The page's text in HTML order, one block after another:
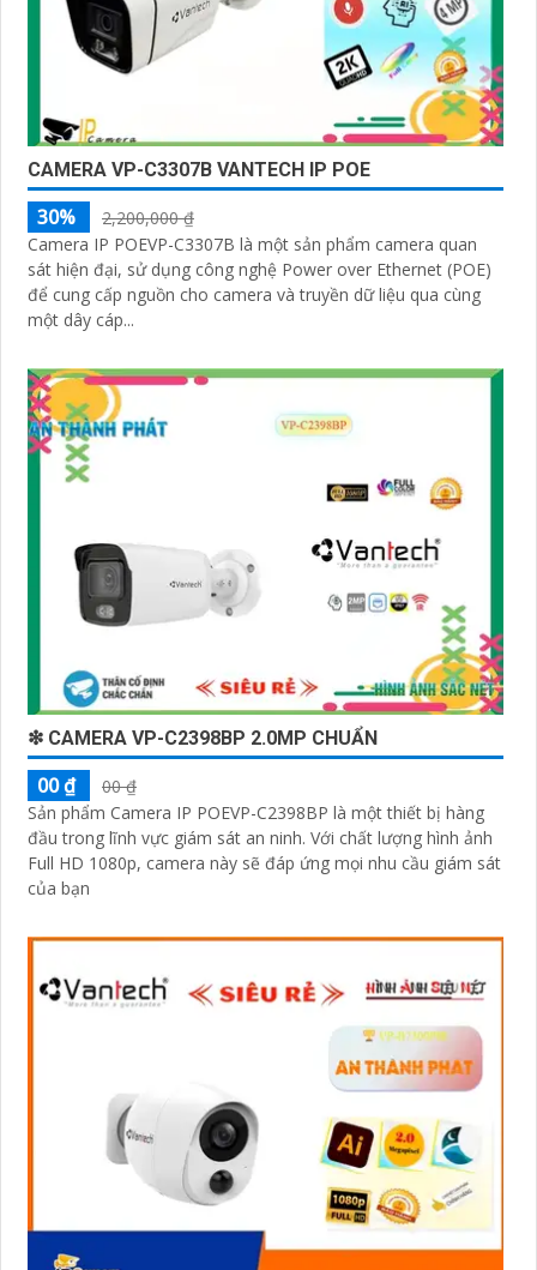
CAMERA VP-C3307B VANTECH IP POE
30%
2,200,000 ₫
Camera IP POEVP-C3307B là một sản phẩm camera quan
sát hiện đại, sử dụng công nghệ Power over Ethernet (POE)
để cung cấp nguồn cho camera và truyền dữ liệu qua cùng
một dây cáp...
❇ CAMERA VP-C2398BP 2.0MP CHUẨN
00 ₫
00 ₫
Sản phẩm Camera IP POEVP-C2398BP là một thiết bị hàng
đầu trong lĩnh vực giám sát an ninh. Với chất lượng hình ảnh
Full HD 1080p, camera này sẽ đáp ứng mọi nhu cầu giám sát
của bạn